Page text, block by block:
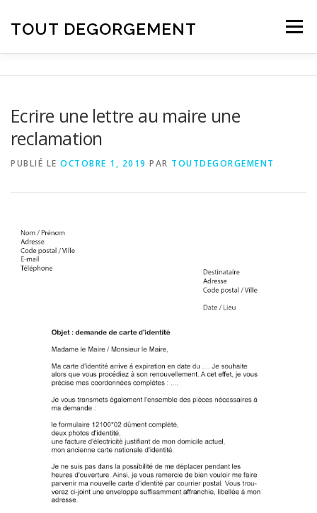
TOUT DEGORGEMENT Menu
Ecrire une lettre au maire une
reclamation
PUBLIÉ LE OCTOBRE 1, 2019 PAR TOUTDEGORGEMENT